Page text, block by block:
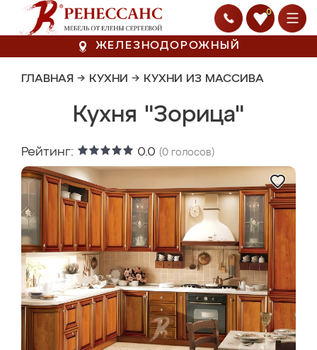
0
ЖЕЛЕЗНОДОРОЖНЫЙ
ГЛАВНАЯ → КУХНИ → КУХНИ ИЗ МАССИВА
Кухня "Зорица"
Рейтинг: 0.0 (0 голосов)